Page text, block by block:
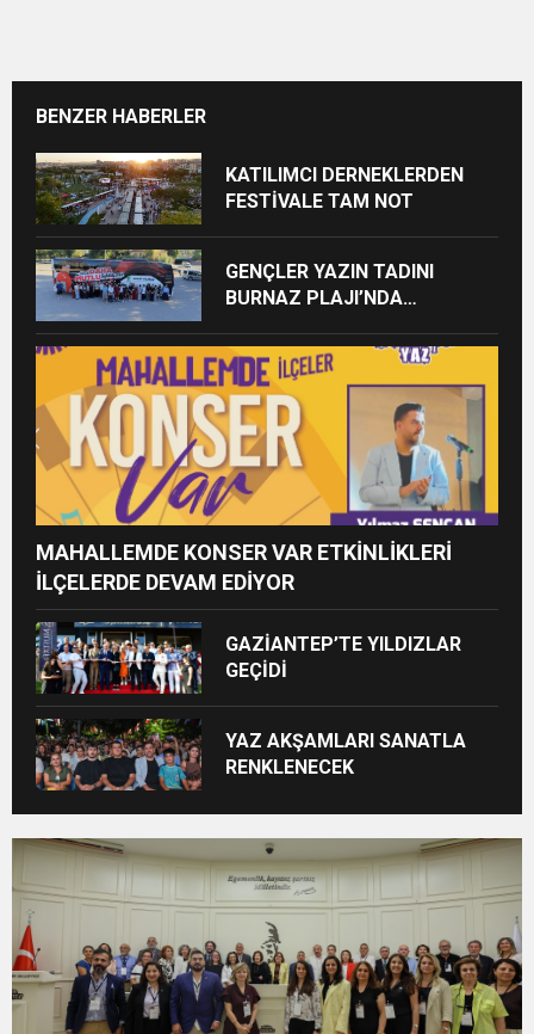
BENZER HABERLER
KATILIMCI DERNEKLERDEN
FESTİVALE TAM NOT
GENÇLER YAZIN TADINI
BURNAZ PLAJI’NDA
MAHALLEMDE KONSER VAR ETKİNLİKLERİ
İLÇELERDE DEVAM EDİYOR
GAZİANTEP’TE YILDIZLAR
GEÇİDİ
YAZ AKŞAMLARI SANATLA
RENKLENECEK